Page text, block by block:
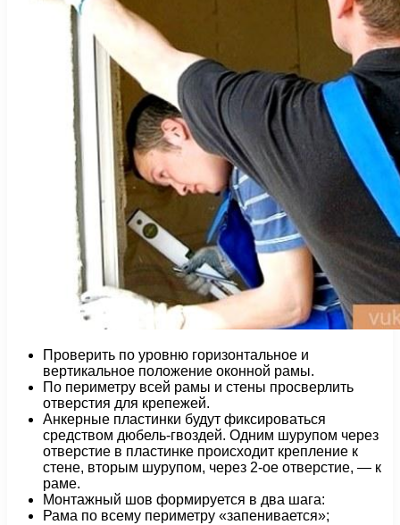
Проверить по уровню горизонтальное и
вертикальное положение оконной рамы.
По периметру всей рамы и стены просверлить
отверстия для крепежей.
Анкерные пластинки будут фиксироваться
средством дюбель-гвоздей. Одним шурупом через
отверстие в пластинке происходит крепление к
стене, вторым шурупом, через 2-ое отверстие, — к
раме.
Монтажный шов формируется в два шага:
Рама по всему периметру «запенивается»;